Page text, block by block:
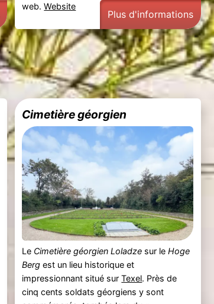
web.Website
Plus d'informations
Cimetière géorgien
Le Cimetière géorgien Loladze sur leHoge
Berg est un lieu historique et
impressionnant situé surTexel. Près de
cinq cents soldats géorgiens y sont